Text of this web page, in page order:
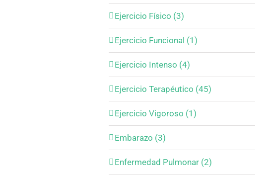
Ejercicio Físico (3)
Ejercicio Funcional (1)
Ejercicio Intenso (4)
Ejercicio Terapéutico (45)
Ejercicio Vigoroso (1)
Embarazo (3)
Enfermedad Pulmonar (2)